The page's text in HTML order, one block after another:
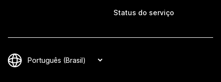
Status do serviço